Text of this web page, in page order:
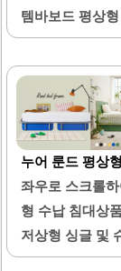
템바보드 평상
임 Q는 현대적
대프레임은 트
을 제공합니다.
련된 분위기를
이 뛰어나며, 견
한 수납공간이
니다. 조명 기능
수 있어 편리합
제공되어 고객
다양한 인테리
누어 룬드 평상
좌우로 스크롤
형 수납 침대상
저상형 싱글 및
을 모두 갖춘 제